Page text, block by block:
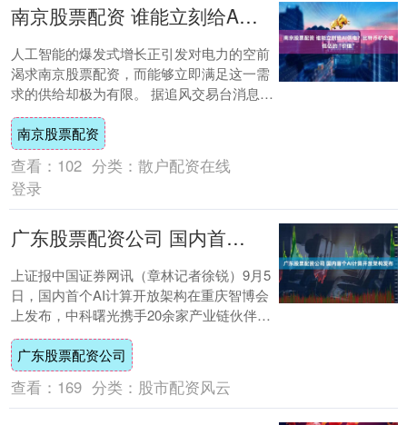
南京股票配资 谁能立刻给AI供电？比特币矿企被低估的“价值”
人工智能的爆发式增长正引发对电力的空前
渴求南京股票配资，而能够立即满足这一需
求的供给却极为有限。 据追风交易台消息，
根据摩根士丹利21日的研究报告，2025年
至....
南京股票配资
查看： 102 分类： 散户配资在线
登录
广东股票配资公司 国内首个AI计算开放架构发布
上证报中国证券网讯（章林记者徐锐）9月5
日，国内首个AI计算开放架构在重庆智博会
上发布，中科曙光携手20余家产业链伙伴，
共同推出AI超集群系统，并宣布依托国家
先....
广东股票配资公司
查看： 169 分类： 股市配资风云